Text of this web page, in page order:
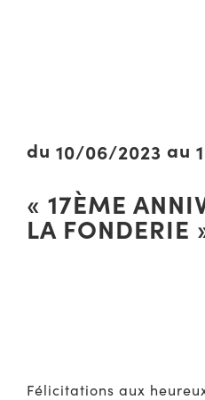
du 10/06/2023 au
« 17ÈME
LA FONDERIE
Félicitations aux